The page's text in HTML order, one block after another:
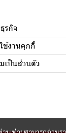
รกิจ
ช้งานคุกกี้
เป็นส่วนตัว